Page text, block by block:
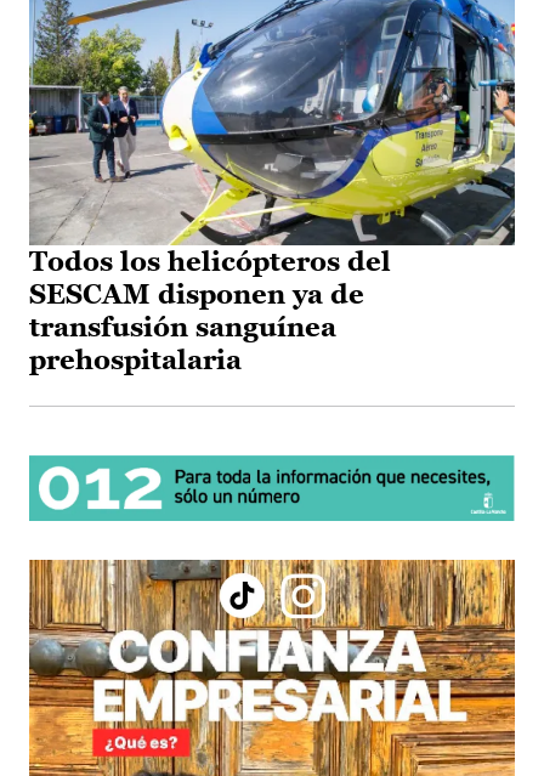
Todos los helicópteros del
SESCAM disponen ya de
transfusión sanguínea
prehospitalaria